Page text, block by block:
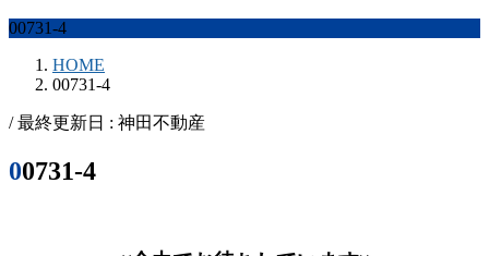
00731-4
HOME
00731-4
/ 最終更新日 : 神田不動産
00731-4